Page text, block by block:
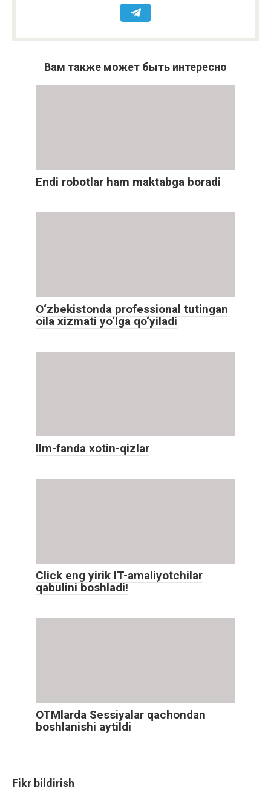
Вам также может быть интересно
Endi robotlar ham maktabga boradi
O‘zbekistonda professional tutingan
oila xizmati yo‘lga qo‘yiladi
Ilm-fanda xotin-qizlar
Click eng yirik IT-amaliyotchilar
qabulini boshladi!
OTMlarda Sessiyalar qachondan
boshlanishi aytildi
Fikr bildirish